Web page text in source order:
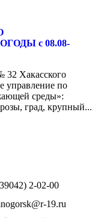
с 08.08-
Хакасского
управление по
среды»:
град, крупный...
2-02-00
19.ru